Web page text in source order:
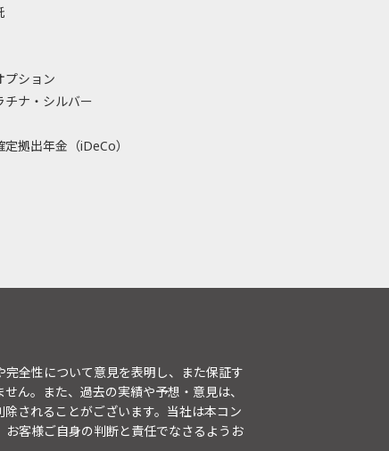
プション
チナ・シルバー
拠出年金（iDeCo）
全性について意見を表明し、また保証す
ん。また、過去の実績や予想・意見は、
されることがございます。当社は本コン
客様ご自身の判断と責任でなさるようお